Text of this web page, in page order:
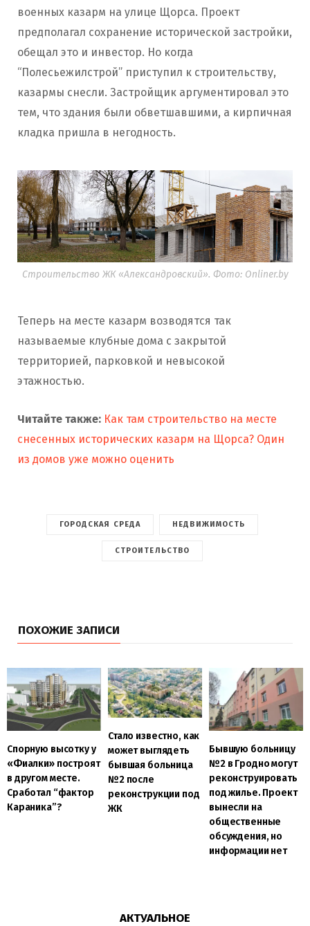
военных казарм на улице Щорса. Проект
предполагал сохранение исторической застройки,
обещал это и инвестор. Но когда
“Полесьежилстрой” приступил к строительству,
казармы снесли. Застройщик аргументировал это
тем, что здания были обветшавшими, а кирпичная
кладка пришла в негодность.
Строительство ЖК «Александровский». Фото: Onliner.by
Теперь на месте казарм возводятся так
называемые клубные дома с закрытой
территорией, парковкой и невысокой
этажностью.
Читайте также: Как там строительство на месте
снесенных исторических казарм на Щорса? Один
из домов уже можно оценить
ГОРОДСКАЯ СРЕДА НЕДВИЖИМОСТЬ
СТРОИТЕЛЬСТВО
ПОХОЖИЕ ЗАПИСИ
Спорную высотку у
«Фиалки» построят
в другом месте.
Сработал “фактор
Караника”?
Стало известно, как
может выглядеть
бывшая больница
№2 после
реконструкции под
ЖК
Бывшую больницу
№2 в Гродно могут
реконструировать
под жилье. Проект
вынесли на
общественные
обсуждения, но
информации нет
АКТУАЛЬНОЕ